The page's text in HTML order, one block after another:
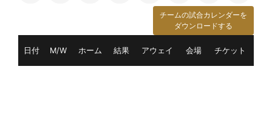
チームの試合カレンダーを
ダウンロードする
日付 M/W ホーム 結果 アウェイ 会場 チケット